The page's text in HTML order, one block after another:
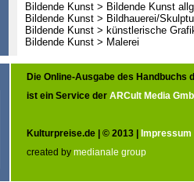
Bildende Kunst > Bildende Kunst
Bildende Kunst > Bildhauerei/
Bildende Kunst > künstlerische
Bildende Kunst > Malerei
Die Online-Ausgabe des Handbuchs
ist ein Service der ARCult Media
Kulturpreise.de | © 2013 | Impressum
created by medianale group